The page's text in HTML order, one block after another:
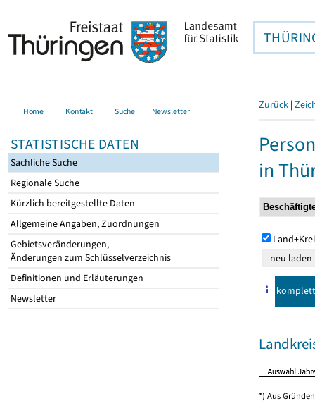
Home Kontakt Suche Newsletter
STATISTISCHE DATEN
Sachliche Suche
Regionale Suche
Kürzlich bereitgestellte Daten
Allgemeine Angaben, Zuordnungen
Gebietsveränderungen,
Änderungen zum Schlüsselverzeichnis
Definitionen und Erläuterungen
Newsletter
Zurück |
in
komplett
*) Aus